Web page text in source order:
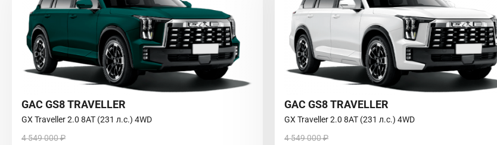
GAC GS8 TRAVELLER
GX Traveller 2.0 8AT (231 л.с.) 4WD
4 549 000 ₽
GAC GS8 TRAVELLER
GX Traveller 2.0 8AT (231 л.с.) 4WD
4 549 000 ₽